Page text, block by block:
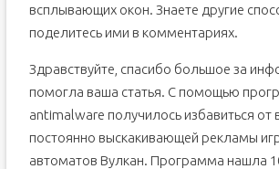
всплывающих окон. Знаете другие
поделитесь ими в комментариях.
Здравствуйте, спасибо большое за
помогла ваша статья. С помощью
antimalware получилось избавиться от
постоянно выскакивающей рекламы
автоматов Вулкан. Программа нашла